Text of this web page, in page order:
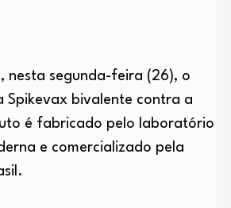
nesta segunda-feira (26), o
Spikevax bivalente contra a
é fabricado pelo laboratório
e comercializado pela